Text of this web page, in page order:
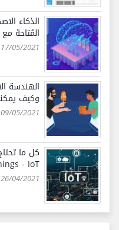
المُتاحة مع
17/05/2021
الهندسة
وكيف
09/05/2021
كل ما
- IoT
26/04/2021